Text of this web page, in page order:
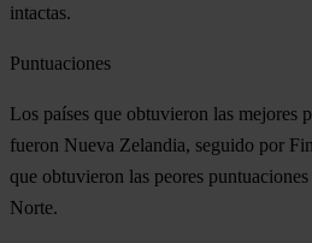
intactas.
Puntuaciones
Los países que obtuvieron las mejores
fueron Nueva Zelandia, seguido por
que obtuvieron las peores
Norte.